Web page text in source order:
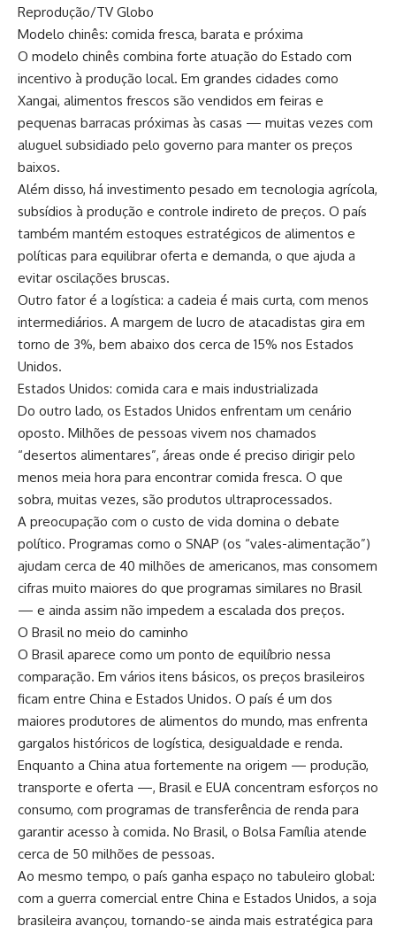
Reprodução/TV Globo
Modelo chinês: comida fresca, barata e próxima
O modelo chinês combina forte atuação do Estado com
incentivo à produção local. Em grandes cidades como
Xangai, alimentos frescos são vendidos em feiras e
pequenas barracas próximas às casas — muitas vezes com
aluguel subsidiado pelo governo para manter os preços
baixos.
Além disso, há investimento pesado em tecnologia agrícola,
subsídios à produção e controle indireto de preços. O país
também mantém estoques estratégicos de alimentos e
políticas para equilibrar oferta e demanda, o que ajuda a
evitar oscilações bruscas.
Outro fator é a logística: a cadeia é mais curta, com menos
intermediários. A margem de lucro de atacadistas gira em
torno de 3%, bem abaixo dos cerca de 15% nos Estados
Unidos.
Estados Unidos: comida cara e mais industrializada
Do outro lado, os Estados Unidos enfrentam um cenário
oposto. Milhões de pessoas vivem nos chamados
“desertos alimentares”, áreas onde é preciso dirigir pelo
menos meia hora para encontrar comida fresca. O que
sobra, muitas vezes, são produtos ultraprocessados.
A preocupação com o custo de vida domina o debate
político. Programas como o SNAP (os “vales-alimentação”)
ajudam cerca de 40 milhões de americanos, mas consomem
cifras muito maiores do que programas similares no Brasil
— e ainda assim não impedem a escalada dos preços.
O Brasil no meio do caminho
O Brasil aparece como um ponto de equilíbrio nessa
comparação. Em vários itens básicos, os preços brasileiros
ficam entre China e Estados Unidos. O país é um dos
maiores produtores de alimentos do mundo, mas enfrenta
gargalos históricos de logística, desigualdade e renda.
Enquanto a China atua fortemente na origem — produção,
transporte e oferta —, Brasil e EUA concentram esforços no
consumo, com programas de transferência de renda para
garantir acesso à comida. No Brasil, o Bolsa Família atende
cerca de 50 milhões de pessoas.
Ao mesmo tempo, o país ganha espaço no tabuleiro global:
com a guerra comercial entre China e Estados Unidos, a soja
brasileira avançou, tornando-se ainda mais estratégica para